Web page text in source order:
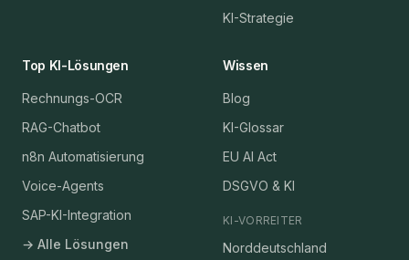
KI-Strategie
Top KI-Lösungen
Rechnungs-OCR
RAG-Chatbot
n8n Automatisierung
Voice-Agents
SAP-KI-Integration
→ Alle Lösungen
Wissen
Blog
KI-Glossar
EU AI Act
DSGVO & KI
KI-VORREITER
Norddeutschland